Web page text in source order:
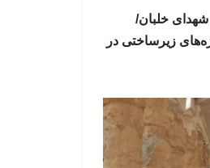
شهدای خلبان/
زیرساختی در